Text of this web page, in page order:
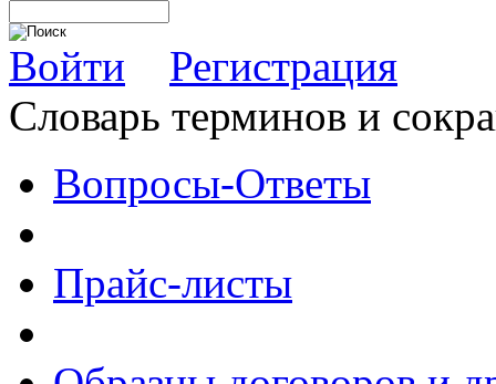
Войти
Регистрация
Словарь терминов и
Вопросы-Ответы
Прайс-листы